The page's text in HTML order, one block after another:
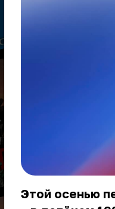
Этой осенью